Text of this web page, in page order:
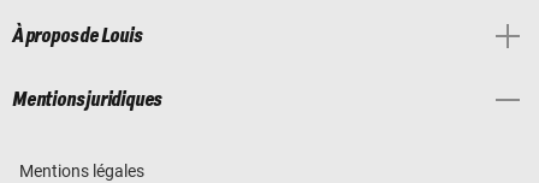
À propos de Louis
Mentions juridiques
Mentions légales